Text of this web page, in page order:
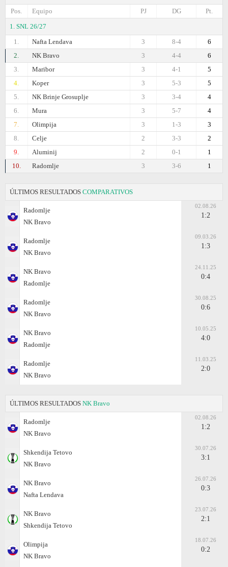
Pos.
Equipo Pt.
DG
PJ
1. SNL 26/27
1.
Nafta Lendava 6
8-4
3
2.
NK Bravo 6
4-4
3
3.
Maribor 5
4-1
3
4.
Koper 5
5-3
3
5.
NK Brinje Grosuplje 4
3-4
3
6.
Mura 4
5-7
3
7.
Olimpija 3
1-3
3
8.
Celje 2
3-3
2
9.
Aluminij 1
0-1
2
10.
Radomlje 1
3-6
3
ÚLTIMOS RESULTADOS COMPARATIVOS
Radomlje
NK Bravo
02.08.26
1:2
Radomlje
NK Bravo
09.03.26
1:3
NK Bravo
Radomlje
24.11.25
0:4
Radomlje
NK Bravo
30.08.25
0:6
NK Bravo
Radomlje
10.05.25
4:0
Radomlje
NK Bravo
11.03.25
2:0
ÚLTIMOS RESULTADOS NK Bravo
Radomlje
NK Bravo
02.08.26
1:2
Shkendija Tetovo
NK Bravo
30.07.26
3:1
NK Bravo
Nafta Lendava
26.07.26
0:3
NK Bravo
Shkendija Tetovo
23.07.26
2:1
Olimpija
NK Bravo
18.07.26
0:2